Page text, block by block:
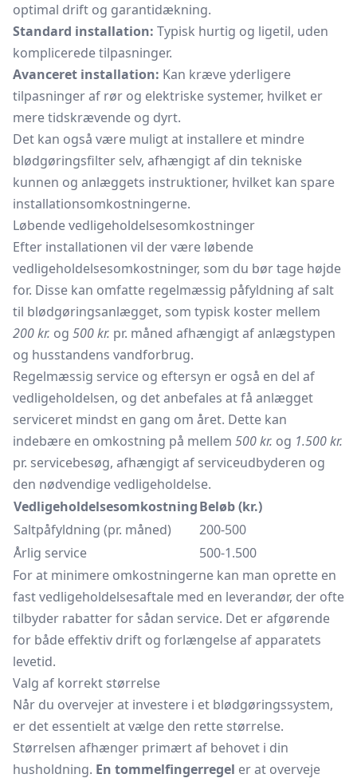
optimal drift og garantidækning.
Standard installation: Typisk hurtig og ligetil, uden
komplicerede tilpasninger.
Avanceret installation: Kan kræve yderligere
tilpasninger af rør og elektriske systemer, hvilket er
mere tidskrævende og dyrt.
Det kan også være muligt at installere et mindre
blødgøringsfilter selv, afhængigt af din tekniske
kunnen og anlæggets instruktioner, hvilket kan spare
installationsomkostningerne.
Løbende vedligeholdelsesomkostninger
Efter installationen vil der være løbende
vedligeholdelsesomkostninger, som du bør tage højde
for. Disse kan omfatte regelmæssig påfyldning af salt
til blødgøringsanlægget, som typisk koster mellem
200 kr. og 500 kr. pr. måned afhængigt af anlægstypen
og husstandens vandforbrug.
Regelmæssig service og eftersyn er også en del af
vedligeholdelsen, og det anbefales at få anlægget
serviceret mindst en gang om året. Dette kan
indebære en omkostning på mellem 500 kr. og 1.500 kr.
pr. servicebesøg, afhængigt af serviceudbyderen og
den nødvendige vedligeholdelse.
VedligeholdelsesomkostningBeløb (kr.)
Saltpåfyldning (pr. måned)
200-500
Årlig service
500-1.500
For at minimere omkostningerne kan man oprette en
fast vedligeholdelsesaftale med en leverandør, der ofte
tilbyder rabatter for sådan service. Det er afgørende
for både effektiv drift og forlængelse af apparatets
levetid.
Valg af korrekt størrelse
Når du overvejer at investere i et blødgøringssystem,
er det essentielt at vælge den rette størrelse.
Størrelsen afhænger primært af behovet i din
husholdning. En tommelfingerregel er at overveje